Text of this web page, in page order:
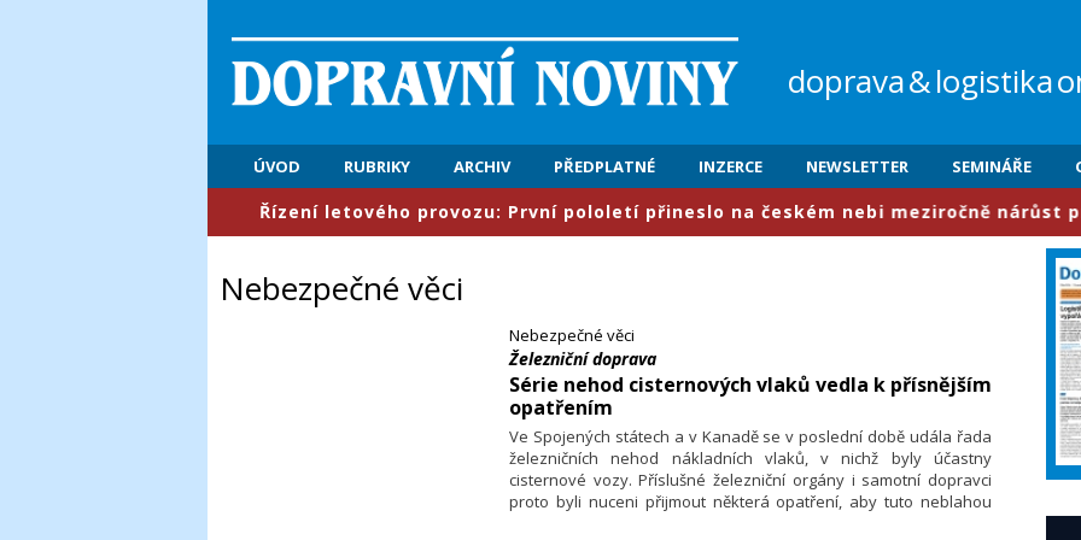
doprava&logistika
ÚVOD RUBRIKY ARCHIV PŘEDPLATNÉ INZERCE NEWSLETTER SEMINÁŘE
​Řízení letového provozu: První pololetí přineslo na českém nebi meziročně nárůst provozu o
Nebezpečné věci
Nebezpečné věci
Železniční doprava
Série nehod cisternových vlaků vedla k přísnějším
opatřením
Ve Spojených státech a v Kanadě se v poslední době udála řada
železničních nehod nákladních vlaků, v nichž byly účastny
cisternové vozy. Příslušné železniční orgány i samotní dopravci
proto byli nuceni přijmout některá opatření, aby tuto neblahou